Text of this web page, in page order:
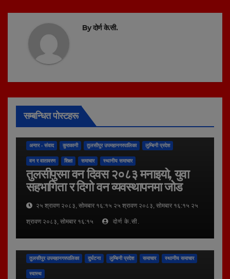
Byदोर्ण के.सी.
सम्बन्धित पोस्टहरू
अन्तर - संवाद कुराकानी तुलसीपुर उपमहानगरपालिका लुम्बिनी प्रदेश
वन र वातावरण शिक्षा समाचार स्थानीय समाचार
तुलसीपुरमा वन दिवस २०८३ मनाइयो, युवा
सहभागिता र दिगो वन व्यवस्थापनमा जोड
२५ श्रावण २०८३, सोमबार १६:१५ २५ श्रावण २०८३, सोमबार १६:१५ २५
श्रावण २०८३, सोमबार १६:१५ दोर्ण के.सी.
तुलसीपुर उपमहानगरपालिका दुर्घटना लुम्बिनी प्रदेश समाचार स्थानीय समाचार
स्वास्थ